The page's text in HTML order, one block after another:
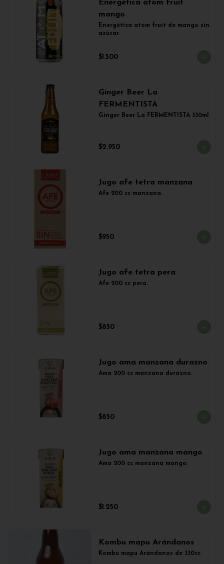
Energética atom fruit
mango
Energética atom fruit de mango sin
azúcar.
$1.500
Ginger Beer La
FERMENTISTA
Ginger Beer La FERMENTISTA 330ml
$2.950
Jugo afe tetra manzana
Afe 200 cc manzana.
$950
Jugo afe tetra pera
Afe 200 cc pera.
$850
Jugo ama manzana durazno
Ama 200 cc manzana durazno.
$850
Jugo ama manzana mango
Ama 200 cc manzana mango.
$1.250
Kombu mapu Arándanos
Kombu mapu Arándanos de 330cc